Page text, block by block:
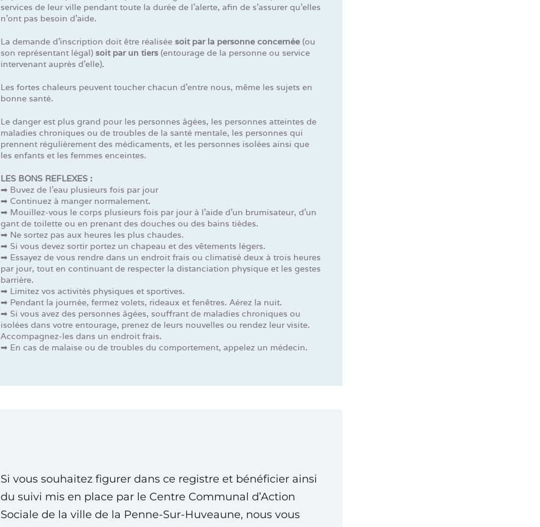
services de leur ville pendant toute la durée de l’alerte, afin de s’assurer qu’elles
n’ont pas besoin d’aide.
La demande d’inscription doit être réalisée soit par la personne concernée(ou
son représentant légal) soit par un tiers(entourage de la personne ou service
intervenant auprès d’elle).
Les fortes chaleurs peuvent toucher chacun d’entre nous, même les sujets en
bonne santé.
Le danger est plus grand pour les personnes âgées, les personnes atteintes de
maladies chroniques ou de troubles de la santé mentale, les personnes qui
prennent régulièrement des médicaments, et les personnes isolées ainsi que
les enfants et les femmes enceintes.
LES BONS REFLEXES :
➡ Buvez de l’eau plusieurs fois par jour
➡ Continuez à manger normalement.
➡ Mouillez-vous le corps plusieurs fois par jour à l’aide d’un brumisateur, d’un
gant de toilette ou en prenant des douches ou des bains tièdes.
➡ Ne sortez pas aux heures les plus chaudes.
➡ Si vous devez sortir portez un chapeau et des vêtements légers.
➡ Essayez de vous rendre dans un endroit frais ou climatisé deux à trois heures
par jour, tout en continuant de respecter la distanciation physique et les gestes
barrière.
➡ Limitez vos activités physiques et sportives.
➡ Pendant la journée, fermez volets, rideaux et fenêtres. Aérez la nuit.
➡ Si vous avez des personnes âgées, souffrant de maladies chroniques ou
isolées dans votre entourage, prenez de leurs nouvelles ou rendez leur visite.
Accompagnez-les dans un endroit frais.
➡ En cas de malaise ou de troubles du comportement, appelez un médecin.
Si vous souhaitez figurer dans ce registre et bénéficier ainsi
du suivi mis en place par le Centre Communal d’Action
Sociale de la ville de la Penne-Sur-Huveaune, nous vous